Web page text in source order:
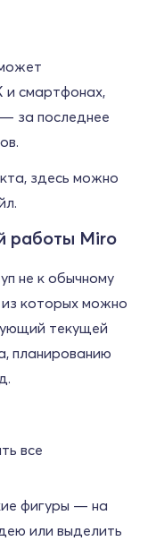
и смартфонах,
за последнее
здесь можно
работы Miro
не к обычному
которых можно
текущей
планированию
все
фигуры — на
или выделить